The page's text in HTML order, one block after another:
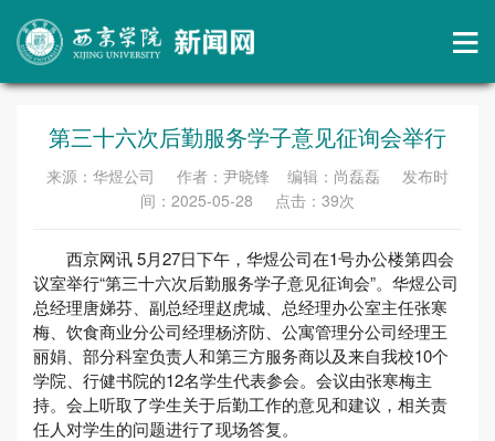
第三十六次后勤服务学子意见征询会举行
来源：华煜公司 作者：尹晓锋 编辑：尚磊磊 发布时
间：2025-05-28 点击： 39次
西京网讯 5月27日下午，华煜公司在1号办公楼第四会
议室举行“第三十六次后勤服务学子意见征询会”。华煜公司
总经理唐娣芬、副总经理赵虎城、总经理办公室主任张寒
梅、饮食商业分公司经理杨济防、公寓管理分公司经理王
丽娟、部分科室负责人和第三方服务商以及来自我校10个
学院、行健书院的12名学生代表参会。会议由张寒梅主
持。会上听取了学生关于后勤工作的意见和建议，相关责
任人对学生的问题进行了现场答复。